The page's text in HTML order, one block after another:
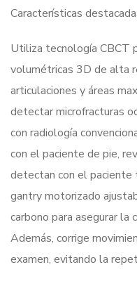
Características
Utiliza tecnología CBCT
volumétricas 3D de alta
articulaciones y áreas
detectar microfracturas
con radiología
con el paciente de pie,
detectan con el paciente
gantry motorizado
carbono para asegurar la
Además, corrige
examen, evitando la